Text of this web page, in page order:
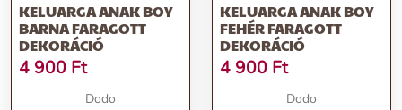
KELUARGA ANAK BOY
BARNA FARAGOTT
DEKORÁCIÓ
4 900 Ft
Dodo
KELUARGA ANAK BOY
FEHÉR FARAGOTT
DEKORÁCIÓ
4 900 Ft
Dodo